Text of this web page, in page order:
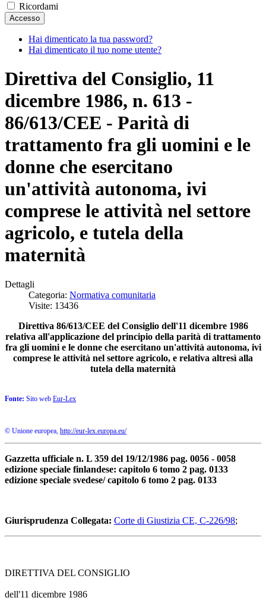
Ricordami
Accesso
Hai dimenticato la tua password?
Hai dimenticato il tuo nome utente?
Direttiva del Consiglio, 11
dicembre 1986, n. 613 -
86/613/CEE - Parità di
trattamento fra gli uomini e le
donne che esercitano
un'attività autonoma, ivi
comprese le attività nel settore
agricolo, e tutela della
maternità
Dettagli
Categoria: Normativa comunitaria
Visite: 13436
Direttiva 86/613/CEE del Consiglio dell'11 dicembre 1986
relativa all'applicazione del principio della parità di trattamento
fra gli uomini e le donne che esercitano un'attività autonoma, ivi
comprese le attività nel settore agricolo, e relativa altresì alla
tutela della maternità
Fonte: Sito web Eur-Lex
© Unione europea, http://eur-lex.europa.eu/
Gazzetta ufficiale n. L 359 del 19/12/1986 pag. 0056 - 0058
edizione speciale finlandese: capitolo 6 tomo 2 pag. 0133
edizione speciale svedese/ capitolo 6 tomo 2 pag. 0133
Giurisprudenza Collegata: Corte di Giustizia CE, C-226/98;
DIRETTIVA DEL CONSIGLIO
dell'11 dicembre 1986